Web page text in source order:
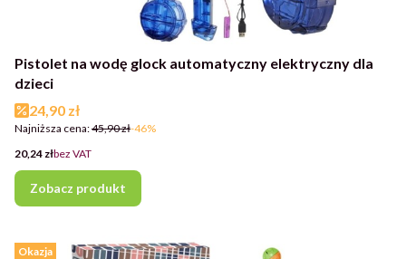
Pistolet na wodę glock automatyczny elektryczny dla
dzieci
Cena promocyjna
24,90 zł
Najniższa cena:45,90 zł-46%
Cena
20,24 złbez VAT
Zobacz produkt
Okazja